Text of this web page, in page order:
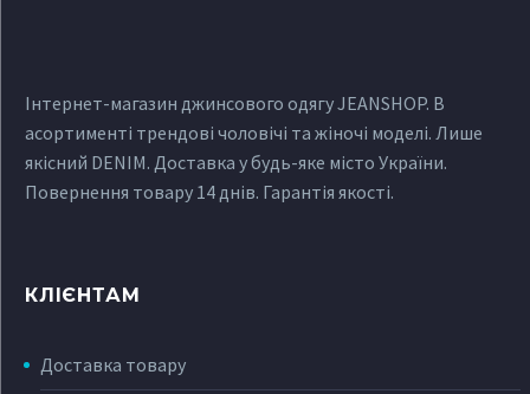
Інтернет-магазин джинсового одягу JEANSHOP. В
асортименті трендові чоловічі та жіночі моделі. Лише
якісний DENIM. Доставка у будь-яке місто України.
Повернення товару 14 днів. Гарантія якості.
КЛІЄНТАМ
Доставка товару